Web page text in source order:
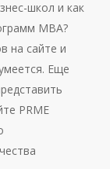
школ и как
МВА?
на сайте и
Еще
PRME